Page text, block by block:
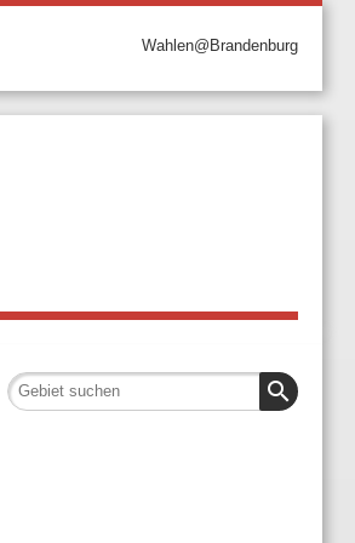
Wahlen@Brandenburg
search